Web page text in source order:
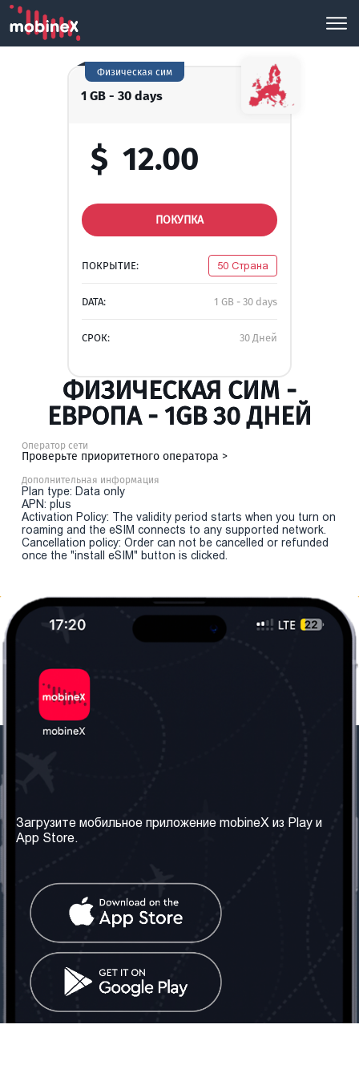
1 GB - 30 days
Физическая сим
$ 12.00
ПОКУПКА
ПОКРЫТИЕ: 50 Страна
DATA: 1 GB - 30 days
СРОК: 30 Дней
ФИЗИЧЕСКАЯ СИМ -
ЕВРОПА - 1GB 30 ДНЕЙ
Оператор сети
Проверьте приоритетного оператора >
Дополнительная информация
Plan type: Data only
APN: plus
Activation Policy: The validity period starts when you turn on
roaming and the eSIM connects to any supported network.
Cancellation policy: Order can not be cancelled or refunded
once the "install eSIM" button is clicked.
Наши сервисы
Правила и Условия
Часто задаваемые
вопросы
Контакт
Грузия: Тбилиси
Телефон: +442030340050
Email:info@mobinex.com
Социальные сети
Загрузите мобильное приложение mobineX из Play и
App Store.